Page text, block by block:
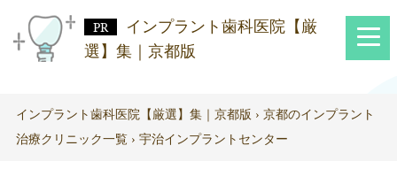
インプラント歯科医院【厳
選】集｜京都版
インプラント歯科医院【厳選】集｜京都版 › 京都のインプラント
治療クリニック一覧 › 宇治インプラントセンター